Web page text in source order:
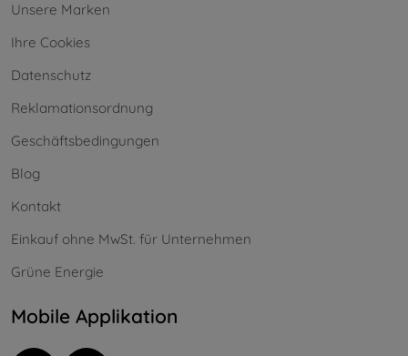
Unsere Marken
Ihre Cookies
Datenschutz
Reklamationsordnung
Geschäftsbedingungen
Blog
Kontakt
Einkauf ohne MwSt. für Unternehmen
Grüne Energie
Mobile Applikation